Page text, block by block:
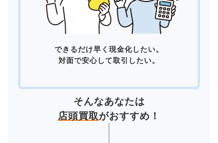
できるだけ早く現金化したい。
対面で安心して取引したい。
そんなあなたは
店頭買取がおすすめ！